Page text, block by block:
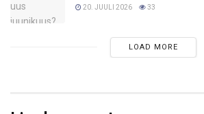
20. JUULI 2026 33
LOAD MORE